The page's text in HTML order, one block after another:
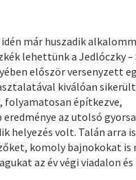
már huszadik
lehettünk a Jedlóczky –
először versenyzett
kiválóan sikerült
folyamatosan építkezve,
az utolsó
helyezés volt. Talán arra
komoly bajnokokat is
az év végi viadalon és